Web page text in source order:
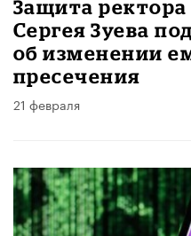
Защита
Сергея Зуева
об изменении
пресечения
21 февраля